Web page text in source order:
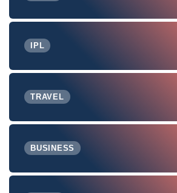
IPL
TRAVEL
BUSINESS